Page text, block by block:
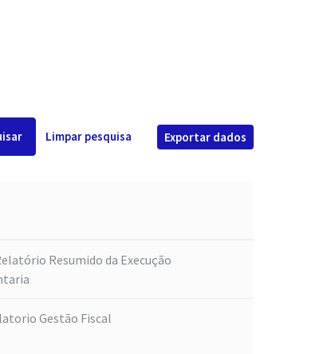
Limpar pesquisa Exportar dados
Resumido da Execução
Gestão Fiscal